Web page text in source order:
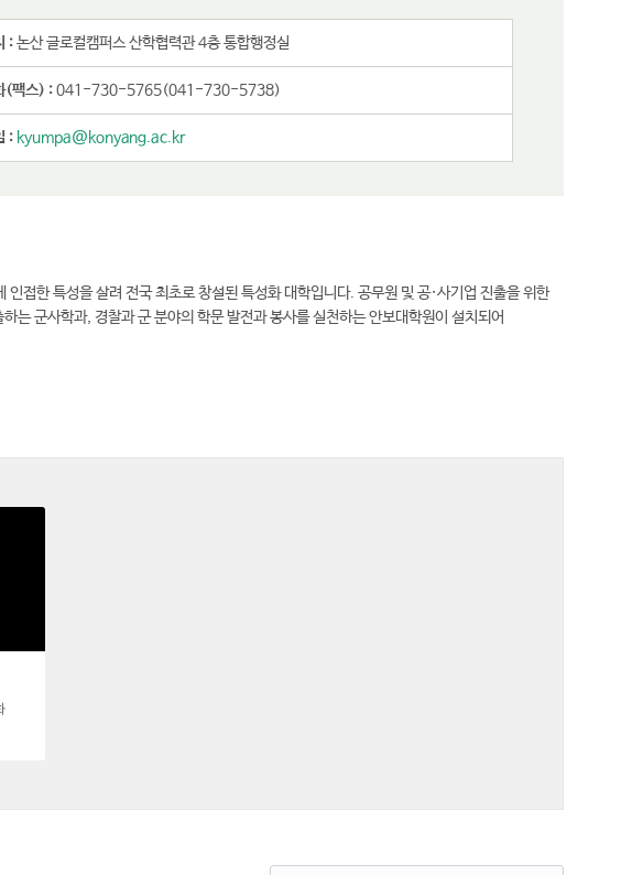
:논산 글로컬캠퍼스 산학협력관 4층 통합행정실
(팩스) :041-730-5765(041-730-5738)
: kyumpa@konyang.ac.kr
접한 특성을 살려 전국 최초로 창설된 특성화 대학입니다. 공무원 및 공·사기업 진출을 위한
는 군사학과, 경찰과 군 분야의 학문 발전과 봉사를 실천하는 안보대학원이 설치되어